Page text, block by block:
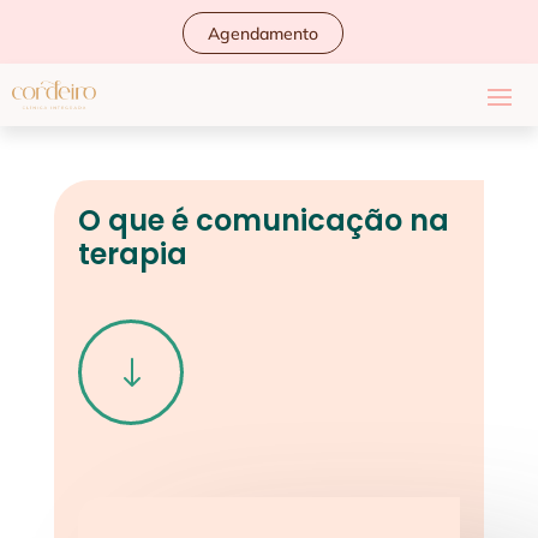
Agendamento
O que é comunicação na
terapia
"